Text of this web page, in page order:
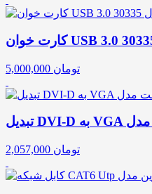
5,000,000 تومان
2,057,000 تومان